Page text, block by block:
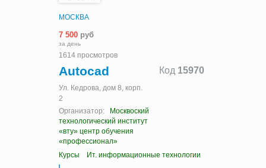
МОСКВА
7 500 руб
за день
1614 просмотров
Код 15970
Autocad
Ул. Кедрова, дом 8, корп.
2
Организатор:
Москвоский
технологический институт
«вту» центр обучения
«профессионал»
Курсы
Ит. информационные технологии